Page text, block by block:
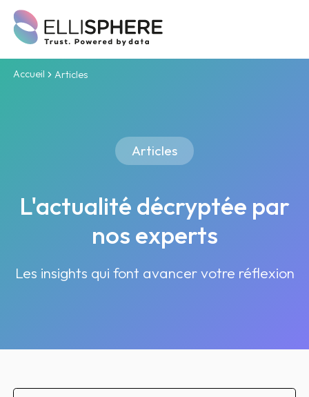
Accueil Articles
Articles
L'actualité décryptée par
nos experts
Les insights qui font avancer votre réflexion